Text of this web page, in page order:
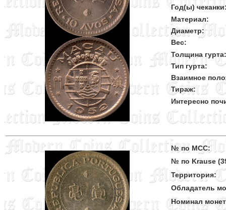
Год(ы)
Материал:
Диаметр:
Вес:
Толщина гурта:
Тип гурта:
Взаимное
Тираж:
Интересно
№ по MCC:
№ по Krause
Территория:
Обладатель
Номинал